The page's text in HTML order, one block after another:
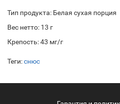
Тип продукта: Белая сухая порция
Вес нетто: 13 г
Крепость: 43 мг/г
Теги:снюс